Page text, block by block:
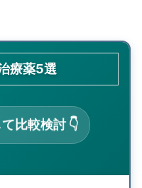
療薬5選
比較検討 👇